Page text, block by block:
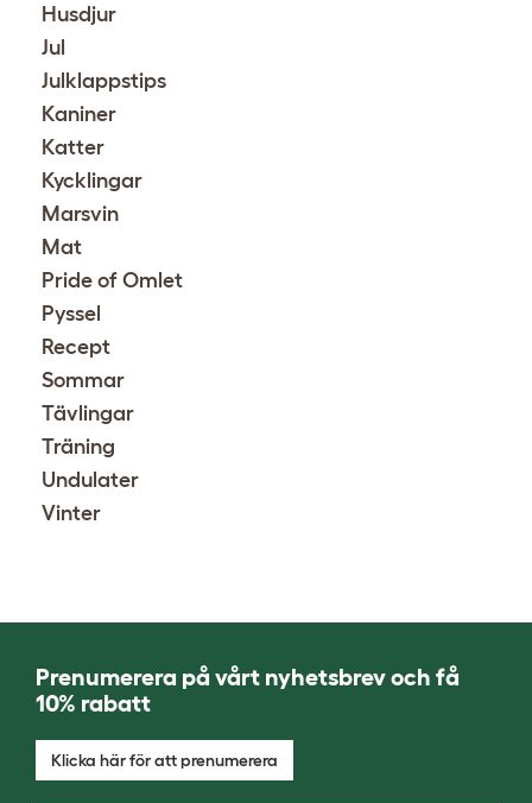
Husdjur
Jul
Julklappstips
Kaniner
Katter
Kycklingar
Marsvin
Mat
Pride of Omlet
Pyssel
Recept
Sommar
Tävlingar
Träning
Undulater
Vinter
Prenumerera på vårt nyhetsbrev och få
10% rabatt
Klicka här för att prenumerera